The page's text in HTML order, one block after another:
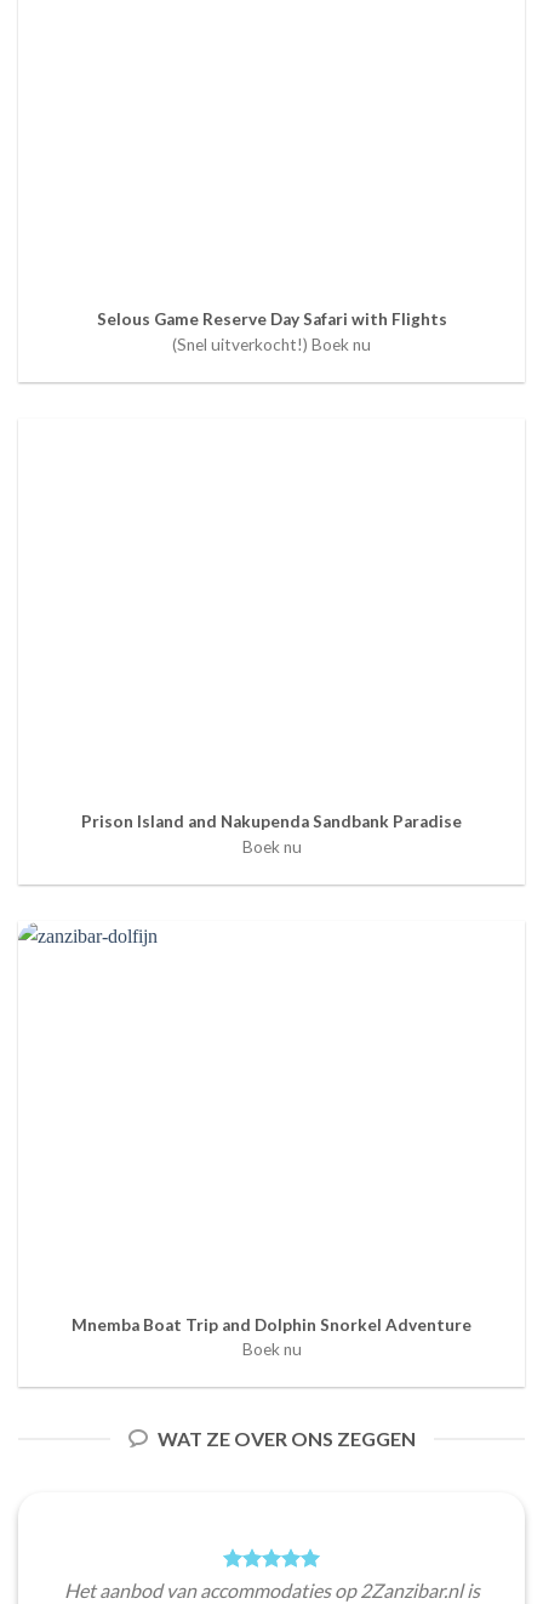
Selous Game Reserve Day Safari with Flights
(Snel uitverkocht!) Boek nu
Prison Island and Nakupenda Sandbank Paradise
Boek nu
Mnemba Boat Trip and Dolphin Snorkel Adventure
Boek nu
WAT ZE OVER ONS ZEGGEN
Het aanbod van accommodaties op 2Zanzibar.nl is